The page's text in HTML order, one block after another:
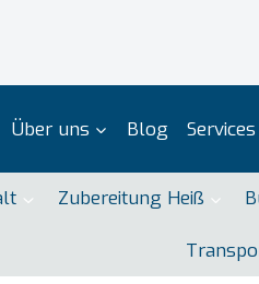
Über uns Blog Services
Zubereitung Heiß